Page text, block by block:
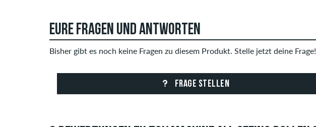
EURE FRAGEN UND ANTWORTEN
Bisher gibt es noch keine Fragen zu diesem Produkt. Stelle jetzt deine Frage!
FRAGE STELLEN